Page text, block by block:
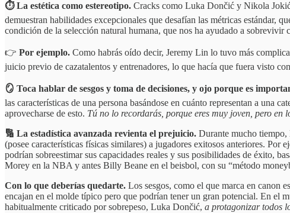
⏱️ La estética como estereotipo. Cracks como Luka Dončić y Nikola
demuestran habilidades excepcionales que desafían las métricas estándar,
condición de la selección natural humana, que nos ha ayudado a sobrevivir
👉 Por ejemplo. Como habrás oído decir, Jeremy Lin lo tuvo más
juicio previo de cazatalentos y entrenadores, lo que hacía que fuera visto
🪞 Toca hablar de sesgos y toma de decisiones, y ojo porque es
las características de una persona basándose en cuánto representan a una
aprovecharse de esto. Tú no lo recordarás, porque eres muy joven, pero
🔢 La estadística avanzada revienta el prejuicio. Durante mucho tiempo,
(posee características físicas similares) a jugadores exitosos anteriores.
podrían sobreestimar sus capacidades reales y sus posibilidades de éxito,
Morey en la NBA y antes Billy Beane en el beisbol, con su “método
Con lo que deberías quedarte. Los sesgos, como el que marca en canon
encajan en el molde típico pero que podrían tener un gran potencial. En el
habitualmente criticado por sobrepeso, Luka Dončić, a protagonizar todos